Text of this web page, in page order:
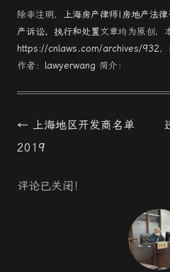
除非注明，
上海房产律师|房地产法
产诉讼、执行和处置文章均为原创，
https://cnlaws.com/archives/932
作者： lawyerwang 简介：
Post
navigation
← 上海地区开发商名单
2019
评论已关闭！